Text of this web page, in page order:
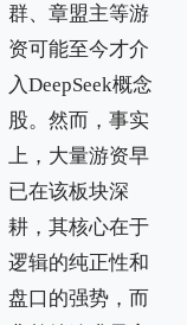
群、章盟主等游
资可能至今才介
入DeepSeek概念
股。然而，事实
上，大量游资早
已在该板块深
耕，其核心在于
逻辑的纯正性和
盘口的强势，而